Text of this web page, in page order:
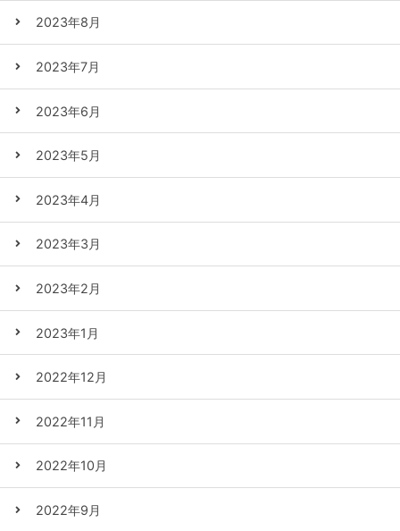
2023年8月
2023年7月
2023年6月
2023年5月
2023年4月
2023年3月
2023年2月
2023年1月
2022年12月
2022年11月
2022年10月
2022年9月